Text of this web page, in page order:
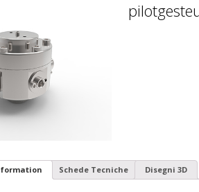
Schede Tecniche Disegni 3D